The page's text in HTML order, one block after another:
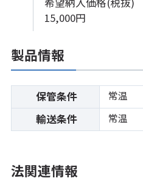
15,000円
製品情報
保管条件 常温
輸送条件 常温
法関連情報